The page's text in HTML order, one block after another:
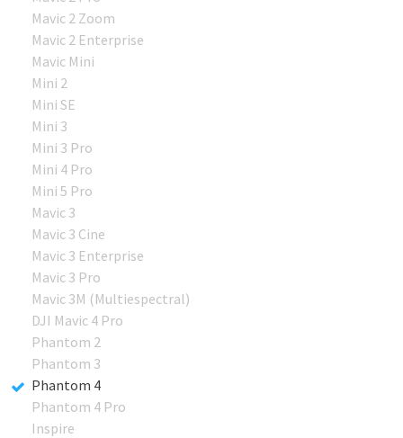
Mavic 2 Zoom
Mavic 2 Enterprise
Mavic Mini
Mini 2
Mini SE
Mini 3
Mini 3 Pro
Mini 4 Pro
Mini 5 Pro
Mavic 3
Mavic 3 Cine
Mavic 3 Enterprise
Mavic 3 Pro
Mavic 3M (Multiespectral)
DJI Mavic 4 Pro
Phantom 2
Phantom 3
Phantom 4
Phantom 4 Pro
Inspire